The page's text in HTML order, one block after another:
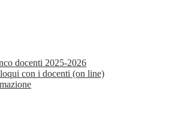
docenti 2025-2026
con i docenti (on line)